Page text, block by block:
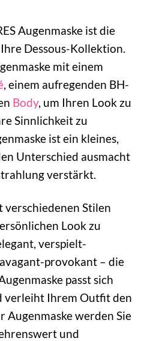
Augenmaske ist die
Dessous-Kollektion.
mit einem
, einem aufregenden BH-
Body, um Ihren Look zu
Sinnlichkeit zu
ist ein kleines,
Unterschied ausmacht
verstärkt.
verschiedenen Stilen
Look zu
verspielt-
provokant – die
passt sich
verleiht Ihrem Outfit den
Augenmaske werden Sie
und